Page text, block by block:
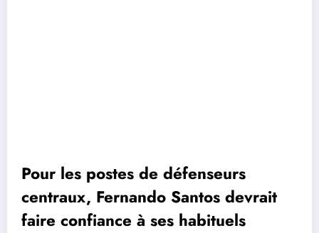
Pour les postes de défenseurs
centraux, Fernando Santos devrait
faire confiance à ses habituels